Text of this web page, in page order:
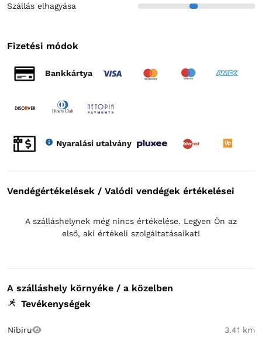
Szállás elhagyása
Fizetési módok
Bankkártya
Nyaralási utalvány
Vendégértékelések / Valódi vendégek értékelései
A szálláshelynek még nincs értékelése. Legyen Ön az
első, aki értékeli szolgáltatásaikat!
A szálláshely környéke / a közelben
Tevékenységek
Nibiru
3.41 km